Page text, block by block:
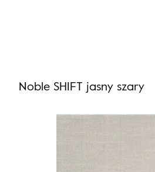
Noble SHIFT jasny szary